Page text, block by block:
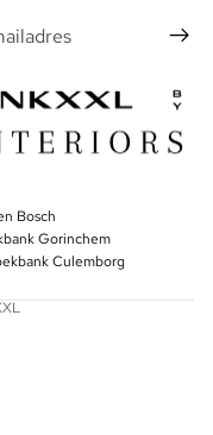
Bosch
Gorinchem
Culemborg